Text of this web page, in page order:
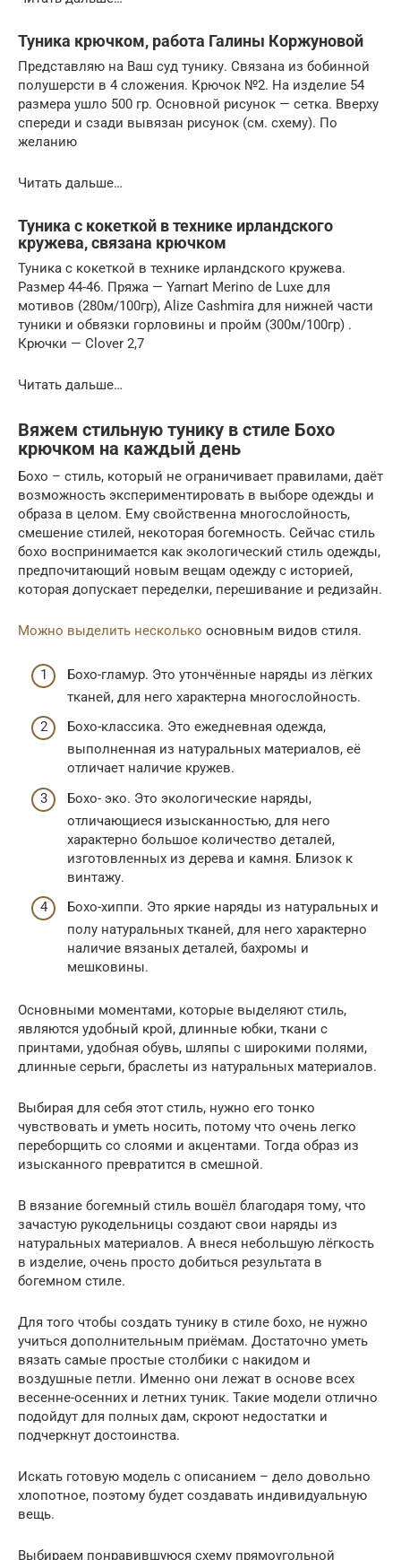
Туника крючком, работа Галины Коржуновой
Представляю на Ваш суд тунику. Связана из бобинной
полушерсти в 4 сложения. Крючок №2. На изделие 54
размера ушло 500 гр. Основной рисунок — сетка. Вверху
спереди и сзади вывязан рисунок (см. схему). По
желанию
Читать дальше…
Туника с кокеткой в технике ирландского
кружева, связана крючком
Туника с кокеткой в технике ирландского кружева.
Размер 44-46. Пряжа — Yarnart Merino de Luxe для
мотивов (280м/100гр), Alize Cashmira для нижней части
туники и обвязки горловины и пройм (300м/100гр) .
Крючки — Clover 2,7
Читать дальше…
Вяжем стильную тунику в стиле Бохо
крючком на каждый день
Бохо – стиль, который не ограничивает правилами, даёт
возможность экспериментировать в выборе одежды и
образа в целом. Ему свойственна многослойность,
смешение стилей, некоторая богемность. Сейчас стиль
бохо воспринимается как экологический стиль одежды,
предпочитающий новым вещам одежду с историей,
которая допускает переделки, перешивание и редизайн.
Можно выделить несколько основным видов стиля.
Бохо-гламур. Это утончённые наряды из лёгких
тканей, для него характерна многослойность.
Бохо-классика. Это ежедневная одежда,
выполненная из натуральных материалов, её
отличает наличие кружев.
Бохо- эко. Это экологические наряды,
отличающиеся изысканностью, для него
характерно большое количество деталей,
изготовленных из дерева и камня. Близок к
винтажу.
Бохо-хиппи. Это яркие наряды из натуральных и
полу натуральных тканей, для него характерно
наличие вязаных деталей, бахромы и
мешковины.
Основными моментами, которые выделяют стиль,
являются удобный крой, длинные юбки, ткани с
принтами, удобная обувь, шляпы с широкими полями,
длинные серьги, браслеты из натуральных материалов.
Выбирая для себя этот стиль, нужно его тонко
чувствовать и уметь носить, потому что очень легко
переборщить со слоями и акцентами. Тогда образ из
изысканного превратится в смешной.
В вязание богемный стиль вошёл благодаря тому, что
зачастую рукодельницы создают свои наряды из
натуральных материалов. А внеся небольшую лёгкость
в изделие, очень просто добиться результата в
богемном стиле.
Для того чтобы создать тунику в стиле бохо, не нужно
учиться дополнительным приёмам. Достаточно уметь
вязать самые простые столбики с накидом и
воздушные петли. Именно они лежат в основе всех
весенне-осенних и летних туник. Такие модели отлично
подойдут для полных дам, скроют недостатки и
подчеркнут достоинства.
Искать готовую модель с описанием – дело довольно
хлопотное, поэтому будет создавать индивидуальную
вещь.
Выбираем понравившуюся схему прямоугольной